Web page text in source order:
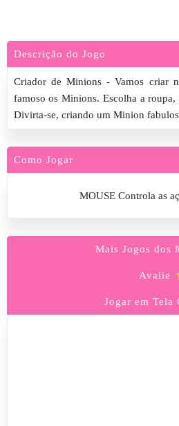
Descrição do Jogo
Criador de Minions - Vamos criar
famoso os Minions. Escolha a
Divirta-se, criando um Minion
Como Jogar
MOUSE Controla as
Mais Jogos dos
Avalie
Jogar em Tela